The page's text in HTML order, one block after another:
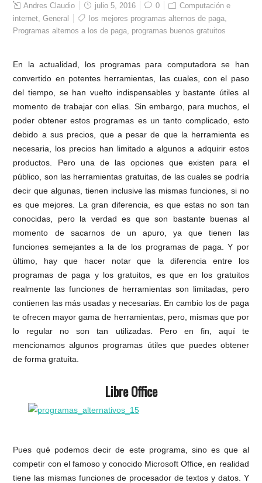
Andres Claudio julio 5, 2016 0
Computación e
internet ,General los mejores programas alternos de paga
Programas alternos a los de paga programas buenos gratuitos
En la actualidad, los programas para computadora se han
convertido en potentes herramientas, las cuales, con el paso
del tiempo, se han vuelto indispensables y bastante útiles al
momento de trabajar con ellas. Sin embargo, para muchos, el
poder obtener estos programas es un tanto complicado, esto
debido a sus precios, que a pesar de que la herramienta es
necesaria, los precios han limitado a algunos a adquirir estos
productos. Pero una de las opciones que existen para el
público, son las herramientas gratuitas, de las cuales se podría
decir que algunas, tienen inclusive las mismas funciones, si no
es que mejores. La gran diferencia, es que estas no son tan
conocidas, pero la verdad es que son bastante buenas al
momento de sacarnos de un apuro, ya que tienen las
funciones semejantes a la de los programas de paga. Y por
último, hay que hacer notar que la diferencia entre los
programas de paga y los gratuitos, es que en los gratuitos
realmente las funciones de herramientas son limitadas, pero
contienen las más usadas y necesarias. En cambio los de paga
te ofrecen mayor gama de herramientas, pero, mismas que por
lo regular no son tan utilizadas. Pero en fin, aquí te
mencionamos algunos programas útiles que puedes obtener
de forma gratuita.
Libre Office
Pues qué podemos decir de este programa, sino es que al
competir con el famoso y conocido Microsoft Office, en realidad
tiene las mismas funciones de procesador de textos y datos. Y